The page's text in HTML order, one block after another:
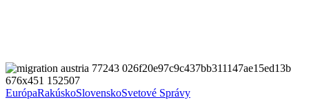
EurópaRakúskoSlovenskoSvetové Správy